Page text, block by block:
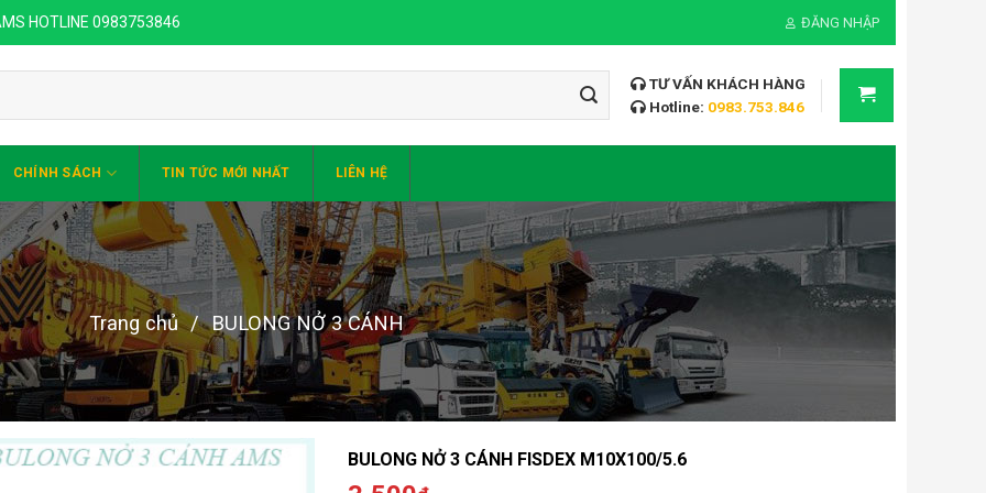
HOTLINE 0983753846 ĐĂNG NHẬP
TƯ VẤN KHÁCH HÀNG
Hotline: 0983.753.846
CHÍNH SÁCH TIN TỨC MỚI NHẤT LIÊN HỆ
Trang chủ / BULONG NỞ 3 CÁNH
BULONG NỞ 3 CÁNH FISDEX M10X100/5.6